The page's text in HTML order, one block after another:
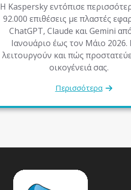
Η Kaspersky εντόπισε
92.000 επιθέσεις με πλαστές
ChatGPT, Claude και Gemini
Ιανουάριο έως τον Μάιο
λειτουργούν και πώς
οικογένειά σας.
Περισσότερα